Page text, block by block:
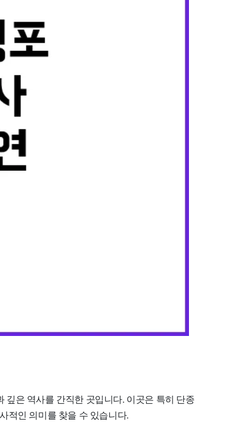
은 역사를 간직한 곳입니다. 이곳은 특히 단종
적인 의미를 찾을 수 있습니다.